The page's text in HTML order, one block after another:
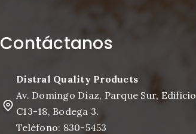
Contáctanos
Distral Quality Products
Av. Domingo Díaz, Parque Sur, Edificio
C13-18, Bodega 3.
Teléfono: 830-5453